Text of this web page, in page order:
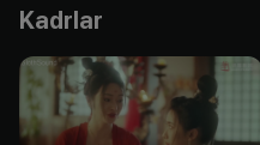
Kadrlar